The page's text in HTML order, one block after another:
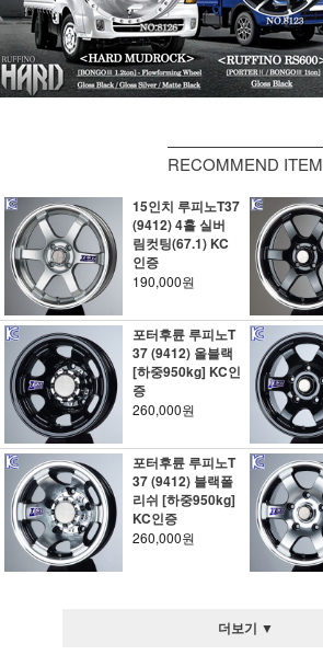
RECOMMEND ITEM
15인치 루피노T37
(9412) 4홀 실버
림컷팅(67.1) KC
인증
190,000원
포터후륜 루피노T
37 (9412) 올블랙
[하중950kg] KC인
증
260,000원
포터후륜 루피노T
37 (9412) 블랙폴
리쉬 [하중950kg]
KC인증
260,000원
더보기 ▼